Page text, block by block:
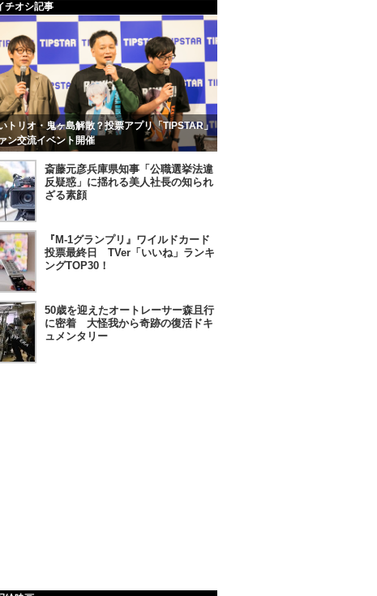
チオシ記事
トリオ・鬼ヶ島解散？投票アプリ「TIPSTAR」
ン交流イベント開催
斎藤元彦兵庫県知事「公職選挙法違
反疑惑」に揺れる美人社長の知られ
ざる素顔
『M-1グランプリ』ワイルドカード
投票最終日 TVer「いいね」ランキ
ングTOP30！
50歳を迎えたオートレーサー森且行
に密着 大怪我から奇跡の復活ドキ
ュメンタリー